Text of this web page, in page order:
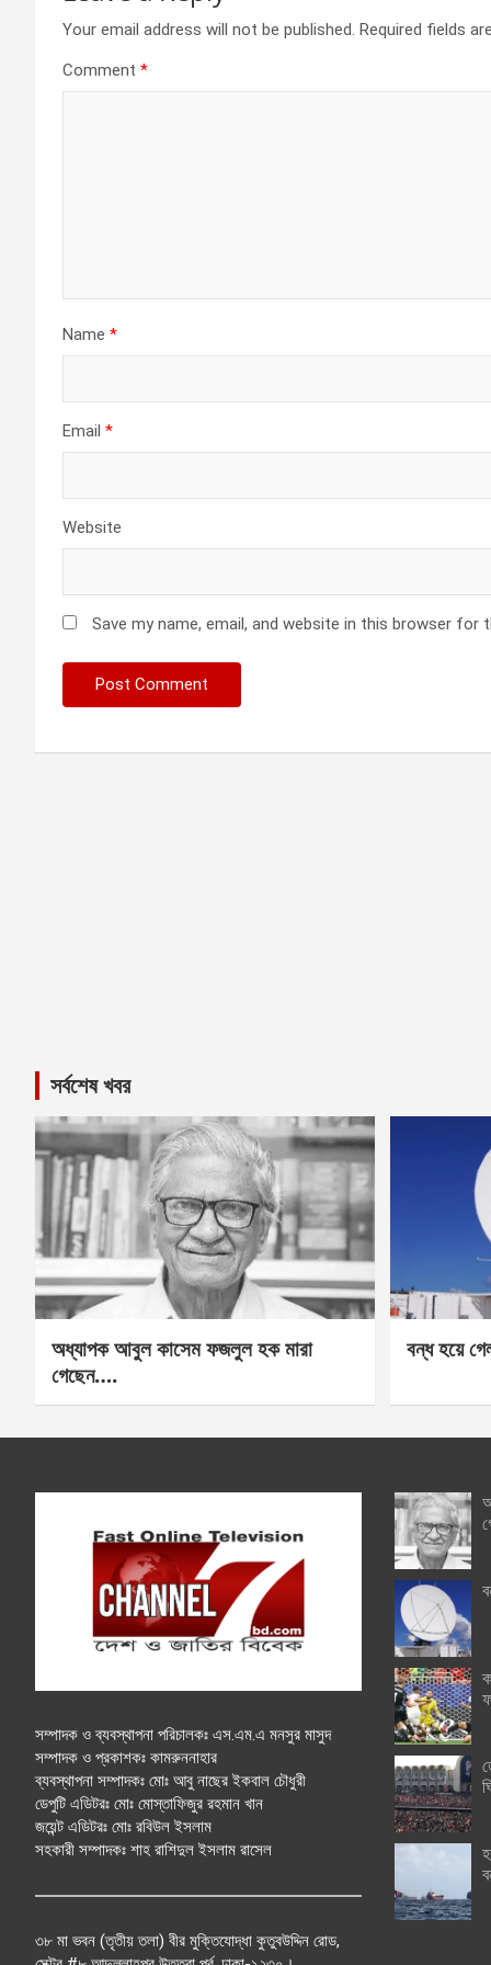
Your email address will not be published. Required fields
Comment *
Name *
Email *
Website
Save my name, email, and website in this browser for
সর্বশেষ খবর
অধ্যাপক আবুল কাসেম ফজলুল হক মারা
গেছেন….
বন্ধ হয়ে
সম্পাদক ও ব্যবস্থাপনা পরিচালকঃ এস.এম.এ মনসুর মাসুদ
সম্পাদক ও প্রকাশকঃ কামরুননাহার
ব্যবস্থাপনা সম্পাদকঃ মোঃ আবু নাছের ইকবাল চৌধুরী
ডেপুটি এডিটরঃ মোঃ মোস্তাফিজুর রহমান খান
জয়েন্ট এডিটরঃ মোঃ রবিউল ইসলাম
সহকারী সম্পাদকঃ শাহ রাশিদুল ইসলাম রাসেল
৩৮ মা ভবন (তৃতীয় তলা) বীর মুক্তিযোদ্ধা কুতুবউদ্দিন রোড,